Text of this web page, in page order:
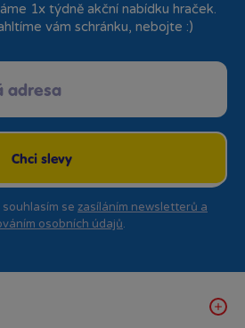
1x týdně akční nabídku hraček.
vám schránku, nebojte :)
Chci slevy
se zasíláním newsletterů a
osobních údajů.